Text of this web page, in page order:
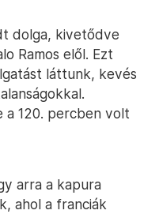
dolga, kivetődve
Ramos elől. Ezt
láttunk, kevés
a 120. percben volt
arra a kapura
ahol a franciák